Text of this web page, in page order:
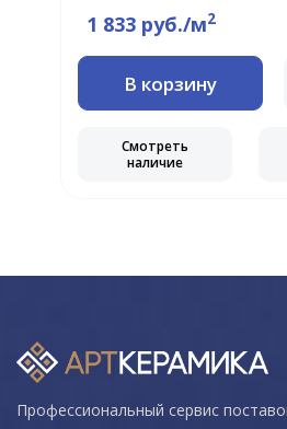
1 833 руб./м2
В корзину
Смотреть
наличие
Профессиональный сервис